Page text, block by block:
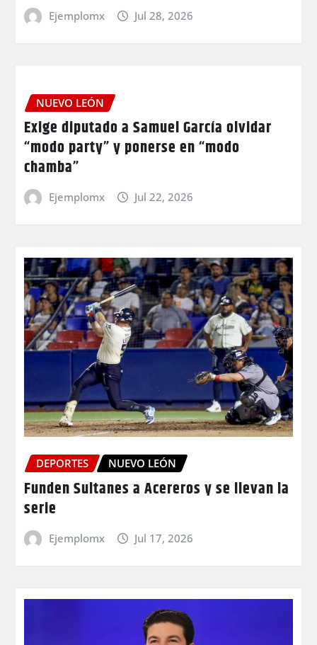
Ejemplomx Jul 28, 2026
NUEVO LEÓN
Exige diputado a Samuel García olvidar
“modo party” y ponerse en “modo
chamba”
Ejemplomx Jul 22, 2026
DEPORTES NUEVO LEÓN
Funden Sultanes a Acereros y se llevan la
serie
Ejemplomx Jul 17, 2026